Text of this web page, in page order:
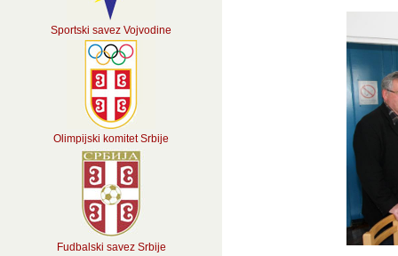
Sportski savez Vojvodine
Olimpijski komitet Srbije
Fudbalski savez Srbije